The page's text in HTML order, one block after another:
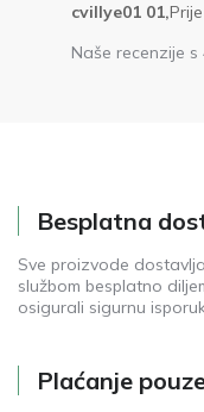
cvillye01 01,
Naše recenzije
Besplatna
Sve proizvode
službom besplatno
osigurali sigurnu
Plaćanje